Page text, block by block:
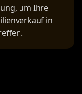
um Ihre
in